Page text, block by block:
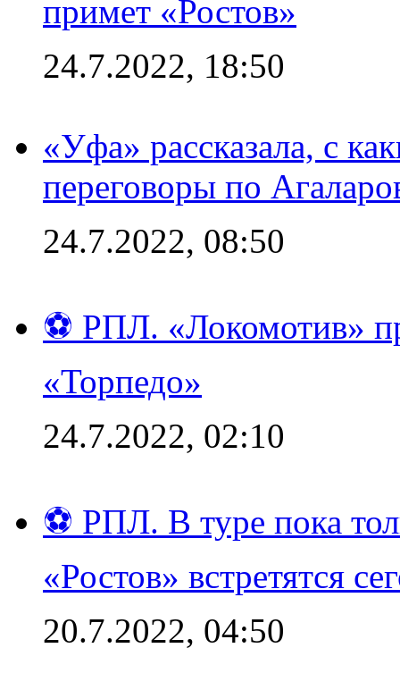
примет «Ростов»
24.7.2022, 18:50
«Уфа» рассказала, с
переговоры по
24.7.2022, 08:50
⚽ РПЛ. «Локомотив»
«Торпедо»
24.7.2022, 02:10
⚽ РПЛ. В туре пока
«Ростов» встретятся
20.7.2022, 04:50